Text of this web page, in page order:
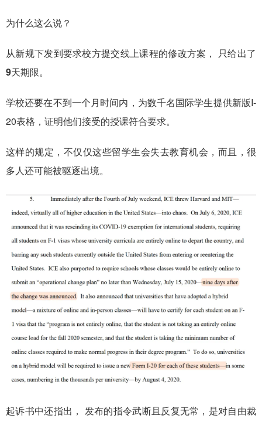
为什么这么说？
从新规下发到要求校方提交线上课程的修改方案， 只给出了
9天期限。
学校还要在不到一个月时间内，为数千名国际学生提供新版I-
20表格，证明他们接受的授课符合要求。
这样的规定，不仅仅这些留学生会失去教育机会，而且，很
多人还可能被驱逐出境。
起诉书中还指出， 发布的指令武断且反复无常，是对自由裁